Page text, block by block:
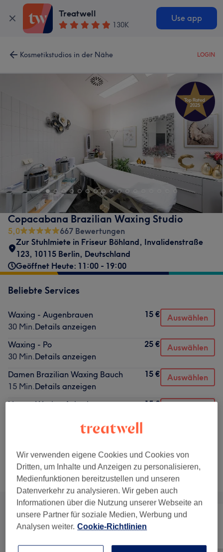
Treatwell
130K
Use app
Kosmetikstudios in der Nähe LOGIN
Copacabana Brazilian Waxing Studio
5,0
667 Bewertungen
Zur Stuhlmiete in Friseur Böhland, Invalidenstraße
123, 10115 Berlin, Deutschland
Geöffnet Heute: 11:00 - 19:00
Beliebte Services
Waxing - Augenbrauen
30 Min.Details anzeigen
15 € Auswählen
Waxing - Po
30 Min.Details anzeigen
25 € Auswählen
Damen Brazilian Waxing Bauch
15 Min.Details anzeigen
15 € Auswählen
Herren Waxing Achseln
15 €
Alle Services
Wir verwenden eigene Cookies und Cookies von
Dritten, um Inhalte und Anzeigen zu personalisieren,
Medienfunktionen bereitzustellen und unseren
Datenverkehr zu analysieren. Wir geben auch
Informationen über die Nutzung unserer Webseite an
unsere Partner für soziale Medien, Werbung und
Analysen weiter. Cookie-Richtlinien